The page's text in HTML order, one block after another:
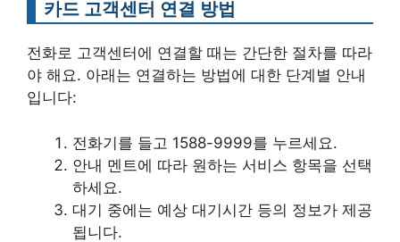
카드 고객센터 연결 방법
전화로 고객센터에 연결할 때는 간단한 절차를 따라
야 해요. 아래는 연결하는 방법에 대한 단계별 안내
입니다:
전화기를 들고 1588-9999를 누르세요.
안내 멘트에 따라 원하는 서비스 항목을 선택
하세요.
대기 중에는 예상 대기시간 등의 정보가 제공
됩니다.